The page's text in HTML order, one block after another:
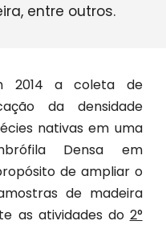
entre outros.
2014 a coleta de
da densidade
nativas em uma
Densa em
de ampliar o
de madeira
as atividades do 2°